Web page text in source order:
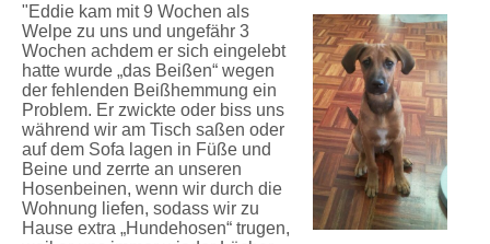
"Eddie kam mit 9 Wochen als
Welpe zu uns und ungefähr 3
Wochen achdem er sich eingelebt
hatte wurde „das Beißen“ wegen
der fehlenden Beißhemmung ein
Problem. Er zwickte oder biss uns
während wir am Tisch saßen oder
auf dem Sofa lagen in Füße und
Beine und zerrte an unseren
Hosenbeinen, wenn wir durch die
Wohnung liefen, sodass wir zu
Hause extra „Hundehosen“ trugen,